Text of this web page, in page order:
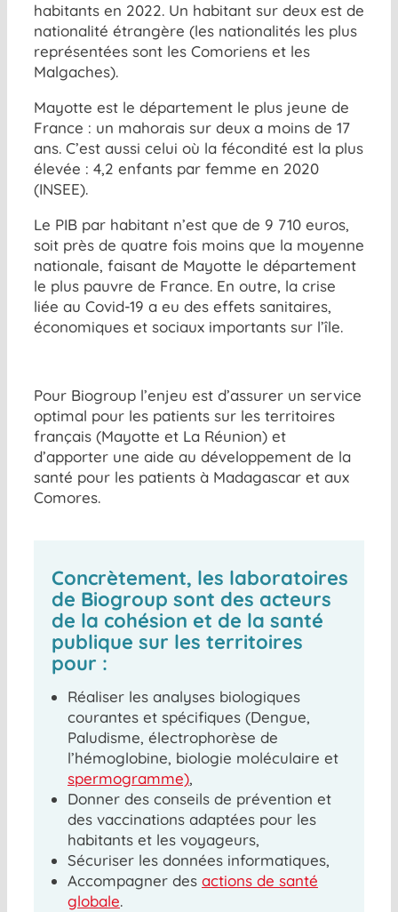
habitants en 2022. Un habitant sur deux est de
nationalité étrangère (les nationalités les plus
représentées sont les Comoriens et les
Malgaches).
Mayotte est le département le plus jeune de
France : un mahorais sur deux a moins de 17
ans. C’est aussi celui où la fécondité est la plus
élevée : 4,2 enfants par femme en 2020
(INSEE).
Le PIB par habitant n’est que de 9 710 euros,
soit près de quatre fois moins que la moyenne
nationale, faisant de Mayotte le département
le plus pauvre de France. En outre, la crise
liée au Covid-19 a eu des effets sanitaires,
économiques et sociaux importants sur l’île.
Pour Biogroup l’enjeu est d’assurer un service
optimal pour les patients sur les territoires
français (Mayotte et La Réunion) et
d’apporter une aide au développement de la
santé pour les patients à Madagascar et aux
Comores.
Concrètement, les laboratoires
de Biogroup sont des acteurs
de la cohésion et de la santé
publique sur les territoires
pour :
Réaliser les analyses biologiques
courantes et spécifiques (Dengue,
Paludisme, électrophorèse de
l’hémoglobine, biologie moléculaire et
spermogramme),
Donner des conseils de prévention et
des vaccinations adaptées pour les
habitants et les voyageurs,
Sécuriser les données informatiques,
Accompagner des actions de santé
globale.